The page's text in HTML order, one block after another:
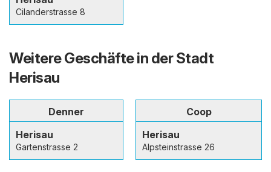
Cilanderstrasse 8
Weitere Geschäfte in der Stadt
Herisau
Denner
Herisau
Gartenstrasse 2
Coop
Herisau
Alpsteinstrasse 26